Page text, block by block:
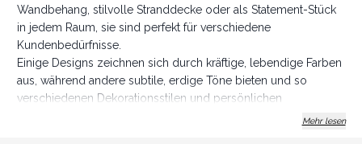
Wandbehang, stilvolle Stranddecke oder als Statement-Stück
in jedem Raum, sie sind perfekt für verschiedene
Kundenbedürfnisse.
Einige Designs zeichnen sich durch kräftige, lebendige Farben
aus, während andere subtile, erdige Töne bieten und so
verschiedenen Dekorationsstilen und persönlichen
Geschmäckern gerecht werden. Diese Decken sind eine ideale
Mehr lesen